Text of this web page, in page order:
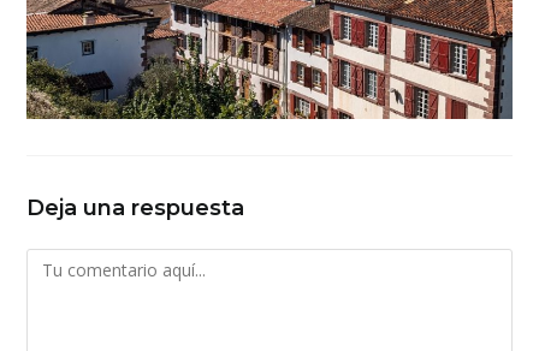
Deja una respuesta
Comentario